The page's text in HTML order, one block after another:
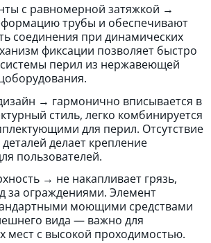
с равномерной затяжкой →
трубы и обеспечивают
соединения при динамических
фиксации позволяет быстро
перил из нержавеющей
→ гармонично вписывается в
стиль, легко комбинируется
для перил. Отсутствие
делает крепление
пользователей.
→ не накапливает грязь,
за ограждениями. Элемент
моющими средствами
вида — важно для
мест с высокой проходимостью.